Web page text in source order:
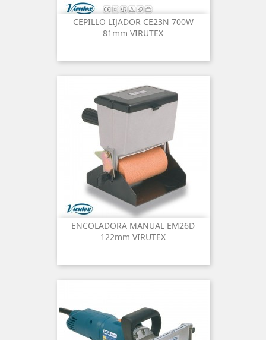
CEPILLO LIJADOR CE23N 700W
81mm VIRUTEX
ENCOLADORA MANUAL EM26D
122mm VIRUTEX